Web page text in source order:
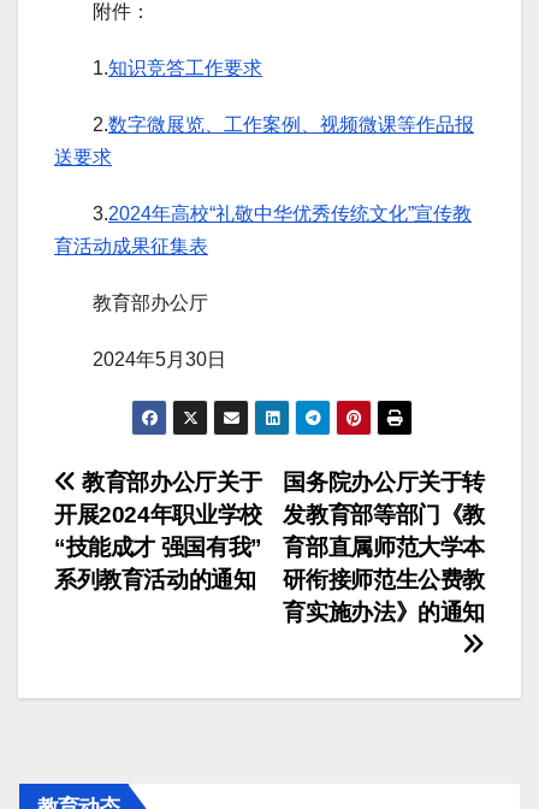
附件：
1.知识竞答工作要求
2.数字微展览、工作案例、视频微课等作品报
送要求
3.2024年高校“礼敬中华优秀传统文化”宣传教
育活动成果征集表
教育部办公厅
2024年5月30日
文
章
导
国务院办公厅关于转
发教育部等部门《教
育部直属师范大学本
研衔接师范生公费教
育实施办法》的通知
教育部办公厅关于
开展2024年职业学校
“技能成才 强国有我”
系列教育活动的通知